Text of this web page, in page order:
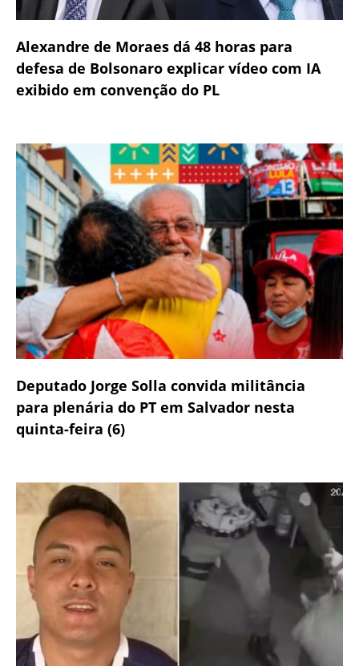
Alexandre de Moraes dá 48 horas para
defesa de Bolsonaro explicar vídeo com IA
exibido em convenção do PL
Deputado Jorge Solla convida militância
para plenária do PT em Salvador nesta
quinta-feira (6)